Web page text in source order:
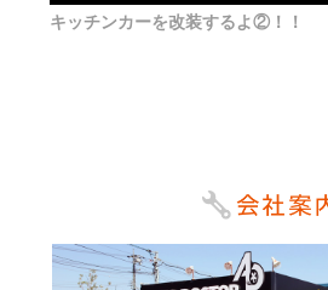
キッチンカーを改装するよ②！！